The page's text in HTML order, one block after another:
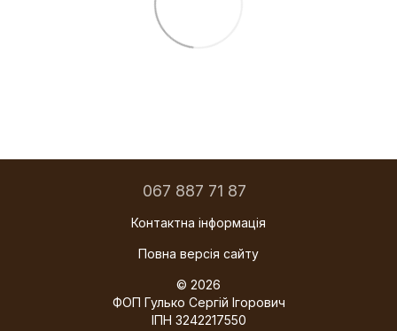
067 887 71 87
Контактна інформація
Повна версія сайту
© 2026
ФОП Гулько Сергій Ігорович
ІПН 3242217550